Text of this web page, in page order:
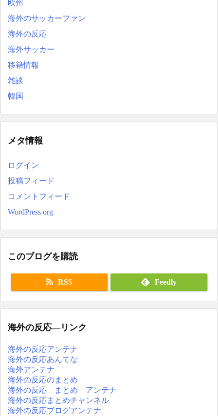
欧州
海外のサッカーファン
海外の反応
海外サッカー
移籍情報
雑談
韓国
メタ情報
ログイン
投稿フィード
コメントフィード
WordPress.org
このブログを購読
RSS Feedly
海外の反応―リンク
海外の反応アンテナ
海外の反応あんてな
海外アンテナ
海外の反応のまとめ
海外の反応 まとめ アンテナ
海外の反応まとめチャンネル
海外の反応ブログアンテナ